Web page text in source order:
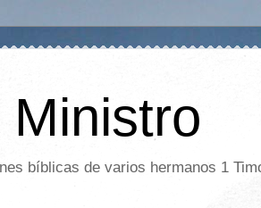
bíblicas de varios hermanos 1